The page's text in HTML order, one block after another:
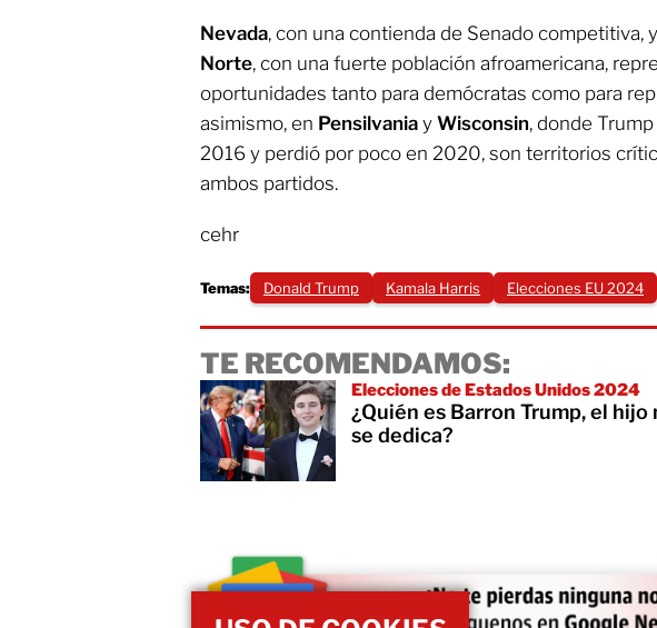
Nevada, con una contienda de Senado competitiva, y
Norte, con una fuerte población afroamericana,
oportunidades tanto para demócratas como para
asimismo, en Pensilvania y Wisconsin, donde
2016 y perdió por poco en 2020, son territorios
ambos partidos.
cehr
Temas: Donald Trump Kamala Harris Elecciones EU 2024
TE RECOMENDAMOS:
Elecciones de Estados Unidos 2024
¿Quién es Barron Trump, el
se dedica?